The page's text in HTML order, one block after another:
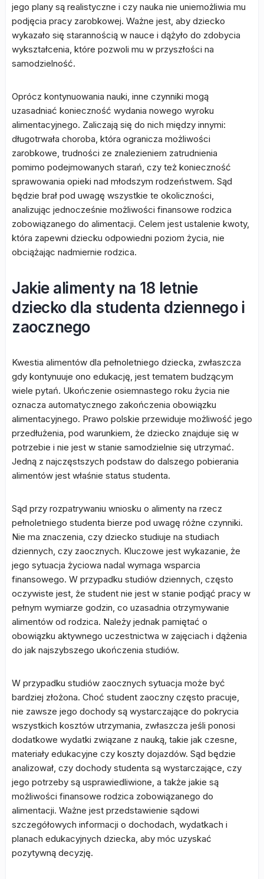
jego plany są realistyczne i czy nauka nie uniemożliwia mu
podjęcia pracy zarobkowej. Ważne jest, aby dziecko
wykazało się starannością w nauce i dążyło do zdobycia
wykształcenia, które pozwoli mu w przyszłości na
samodzielność.
Oprócz kontynuowania nauki, inne czynniki mogą
uzasadniać konieczność wydania nowego wyroku
alimentacyjnego. Zaliczają się do nich między innymi:
długotrwała choroba, która ogranicza możliwości
zarobkowe, trudności ze znalezieniem zatrudnienia
pomimo podejmowanych starań, czy też konieczność
sprawowania opieki nad młodszym rodzeństwem. Sąd
będzie brał pod uwagę wszystkie te okoliczności,
analizując jednocześnie możliwości finansowe rodzica
zobowiązanego do alimentacji. Celem jest ustalenie kwoty,
która zapewni dziecku odpowiedni poziom życia, nie
obciążając nadmiernie rodzica.
Jakie alimenty na 18 letnie
dziecko dla studenta dziennego i
zaocznego
Kwestia alimentów dla pełnoletniego dziecka, zwłaszcza
gdy kontynuuje ono edukację, jest tematem budzącym
wiele pytań. Ukończenie osiemnastego roku życia nie
oznacza automatycznego zakończenia obowiązku
alimentacyjnego. Prawo polskie przewiduje możliwość jego
przedłużenia, pod warunkiem, że dziecko znajduje się w
potrzebie i nie jest w stanie samodzielnie się utrzymać.
Jedną z najczęstszych podstaw do dalszego pobierania
alimentów jest właśnie status studenta.
Sąd przy rozpatrywaniu wniosku o alimenty na rzecz
pełnoletniego studenta bierze pod uwagę różne czynniki.
Nie ma znaczenia, czy dziecko studiuje na studiach
dziennych, czy zaocznych. Kluczowe jest wykazanie, że
jego sytuacja życiowa nadal wymaga wsparcia
finansowego. W przypadku studiów dziennych, często
oczywiste jest, że student nie jest w stanie podjąć pracy w
pełnym wymiarze godzin, co uzasadnia otrzymywanie
alimentów od rodzica. Należy jednak pamiętać o
obowiązku aktywnego uczestnictwa w zajęciach i dążenia
do jak najszybszego ukończenia studiów.
W przypadku studiów zaocznych sytuacja może być
bardziej złożona. Choć student zaoczny często pracuje,
nie zawsze jego dochody są wystarczające do pokrycia
wszystkich kosztów utrzymania, zwłaszcza jeśli ponosi
dodatkowe wydatki związane z nauką, takie jak czesne,
materiały edukacyjne czy koszty dojazdów. Sąd będzie
analizował, czy dochody studenta są wystarczające, czy
jego potrzeby są usprawiedliwione, a także jakie są
możliwości finansowe rodzica zobowiązanego do
alimentacji. Ważne jest przedstawienie sądowi
szczegółowych informacji o dochodach, wydatkach i
planach edukacyjnych dziecka, aby móc uzyskać
pozytywną decyzję.